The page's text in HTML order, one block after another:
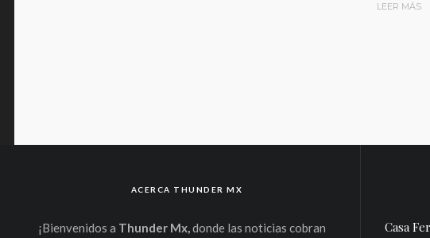
LEER MÁS
ACERCA THUNDER MX
¡Bienvenidos a Thunder Mx,donde las noticias cobran
Casa